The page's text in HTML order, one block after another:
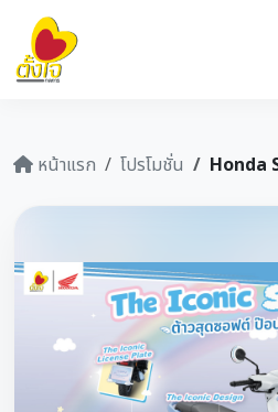
หน้าแรก โปรโมชั่น Honda